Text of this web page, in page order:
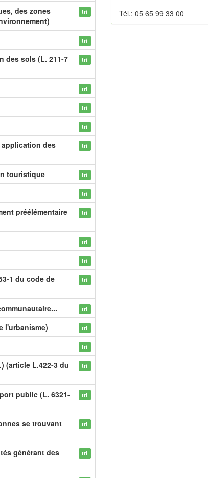
des zones
tri
tri
des sols (L. 211-7
tri
tri
tri
tri
application des
tri
touristique tri
tri
préélémentaire
tri
tri
tri
1 du code de
tri
tri
l'urbanisme) tri
tri
(article L.422-3 du
tri
public (L. 6321-
tri
se trouvant
tri
générant des
tri
Tél.: 05 65 99 33 00